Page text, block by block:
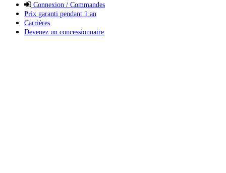
Connexion / Commandes
Prix garanti pendant 1 an
Carrières
Devenez un concessionnaire